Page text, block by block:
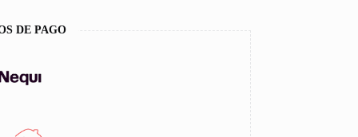
DE PAGO